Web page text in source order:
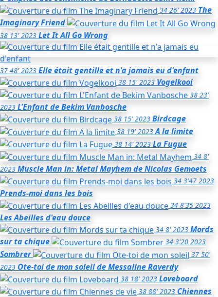
34 26' 2023 The
Imaginary Friend
38 13' 2023 Let It All Go Wrong
37 48' 2023 Elle était gentille et n'a jamais eu d'enfant
38 15' 2023 Vogelkooi
38 23'
2023 L'Enfant de Bekim Vanbosche
38 15' 2023 Birdcage
38 19' 2023 A la limite
38 14' 2023 La Fugue
34 8'
2023 Muscle Man in: Metal Mayhemde Nicolas Gemoets
34 3'47 2023
Prends-moi dans les bois
34 8'35 2023
Les Abeilles d'eau douce
34 8' 2023 Mords
sur ta chique
34 3'20 2023
Sombrer 37 50'
2023 Ote-toi de mon soleilde Messaline Raverdy
38 18' 2023 Loveboard
38 88' 2023 Chiennes